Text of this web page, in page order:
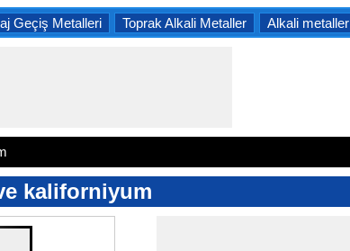
Geçiş Metalleri Toprak Alkali Metaller Alkali metaller
kaliforniyum